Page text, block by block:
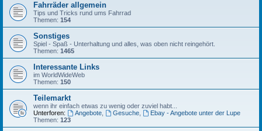
Fahrräder allgemein
Tips und Tricks rund ums Fahrrad
Themen: 154
Sonstiges
Spiel - Spaß - Unterhaltung und alles, was oben nicht reingehört.
Themen: 1465
Interessante Links
im WorldWideWeb
Themen: 150
Teilemarkt
wenn ihr einfach etwas zu wenig oder zuviel habt...
Unterforen:
Angebote, Gesuche,
Ebay - Angebote unter der Lupe
Themen: 123